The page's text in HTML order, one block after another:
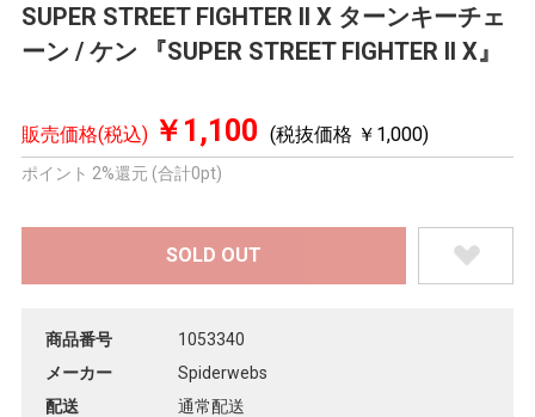
SUPER STREET FIGHTER II X ターンキーチェ
ーン / ケン 『SUPER STREET FIGHTER II X』
販売価格(税込) ￥1,100 (税抜価格 ￥1,000)
ポイント 2%還元 (合計0pt)
商品番号
1053340
メーカー
Spiderwebs
配送
通常配送